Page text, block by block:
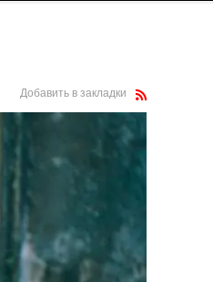
Добавить в закладки